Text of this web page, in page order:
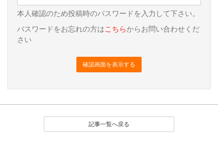
本人確認のため投稿時のパスワードを入力して下さい。
パスワードをお忘れの方はこちらからお問い合わせくだ
さい
確認画面を表示する
記事一覧へ戻る